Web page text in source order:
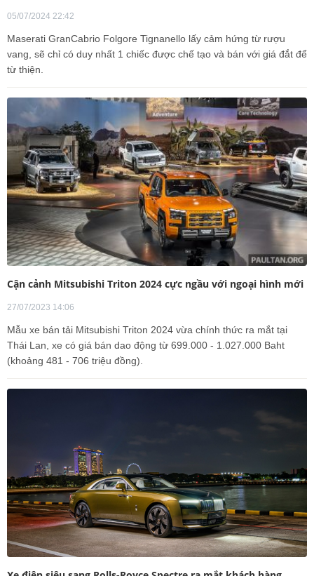
05/07/2024 22:42
Maserati GranCabrio Folgore Tignanello lấy cảm hứng từ rượu
vang, sẽ chỉ có duy nhất 1 chiếc được chế tạo và bán với giá đắt để
từ thiện.
Cận cảnh Mitsubishi Triton 2024 cực ngầu với ngoại hình mới
27/07/2023 14:06
Mẫu xe bán tải Mitsubishi Triton 2024 vừa chính thức ra mắt tại
Thái Lan, xe có giá bán dao động từ 699.000 - 1.027.000 Baht
(khoảng 481 - 706 triệu đồng).